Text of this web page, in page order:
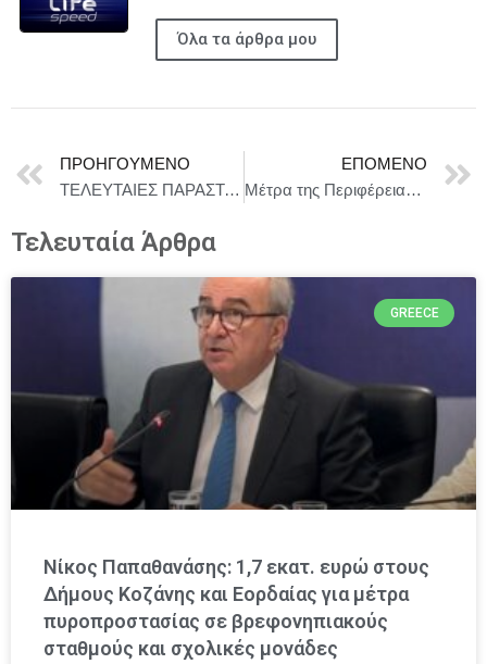
Όλα τα άρθρα μου
ΠΡΟΗΓΟΎΜΕΝΟ
ΤΕΛΕΥΤΑΙΕΣ ΠΑΡΑΣΤΑΣΕΙΣ “ΔΕΣΠΟΙΝΙΣ ΜΑΡΓΑΡΙΤΑ” ΣΤΟ ΘΕΑΤΡΟ NOYS – CREATIVE SPACE
ΕΠΌΜΕΝΟ
Μέτρα της Περιφέρειας Κεντρικής Μακεδονίας για την αποτροπή εξάπλωσης και μετάδοσης του αφθώδους πυρετού στο ζωικό κεφάλαιο
Τελευταία Άρθρα
GREECE
Νίκος Παπαθανάσης: 1,7 εκατ. ευρώ στους
Δήμους Κοζάνης και Εορδαίας για μέτρα
πυροπροστασίας σε βρεφονηπιακούς
σταθμούς και σχολικές μονάδες